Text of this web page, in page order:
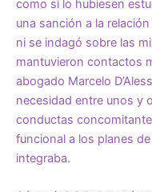
como si lo hubiesen
una sanción a la
ni se indagó sobre las
mantuvieron contactos
abogado Marcelo
necesidad entre unos y
conductas
funcional a los planes
integraba.